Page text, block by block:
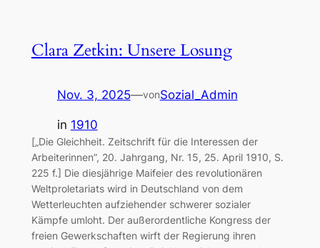
Clara Zetkin: Unsere Losung
Nov. 3, 2025—vonSozial_Admin
in 1910
[„Die Gleichheit. Zeitschrift für die Interessen der
Arbeiterinnen”, 20. Jahrgang, Nr. 15, 25. April 1910, S.
225 f.] Die diesjährige Maifeier des revolutionären
Weltproletariats wird in Deutschland von dem
Wetterleuchten aufziehender schwerer sozialer
Kämpfe umloht. Der außerordentliche Kongress der
freien Gewerkschaften wirft der Regierung ihren